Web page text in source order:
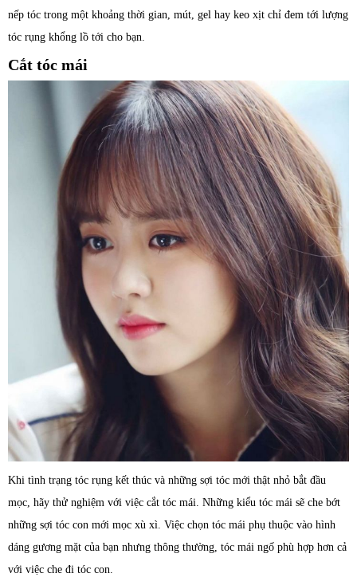
nếp tóc trong một khoảng thời gian, mút, gel hay keo xịt chỉ đem tới lượng
tóc rụng khổng lồ tới cho bạn.
Cắt tóc mái
Khi tình trạng tóc rụng kết thúc và những sợi tóc mới thật nhỏ bắt đầu
mọc, hãy thử nghiệm với việc cắt tóc mái. Những kiểu tóc mái sẽ che bớt
những sợi tóc con mới mọc xù xì. Việc chọn tóc mái phụ thuộc vào hình
dáng gương mặt của bạn nhưng thông thường, tóc mái ngố phù hợp hơn cả
với việc che đi tóc con.